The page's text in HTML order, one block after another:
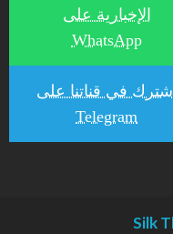
الإخبارية على
WhatsApp
إشترك في قناتنا على
Telegram